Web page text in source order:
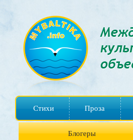
Стихи Проза
Блогеры